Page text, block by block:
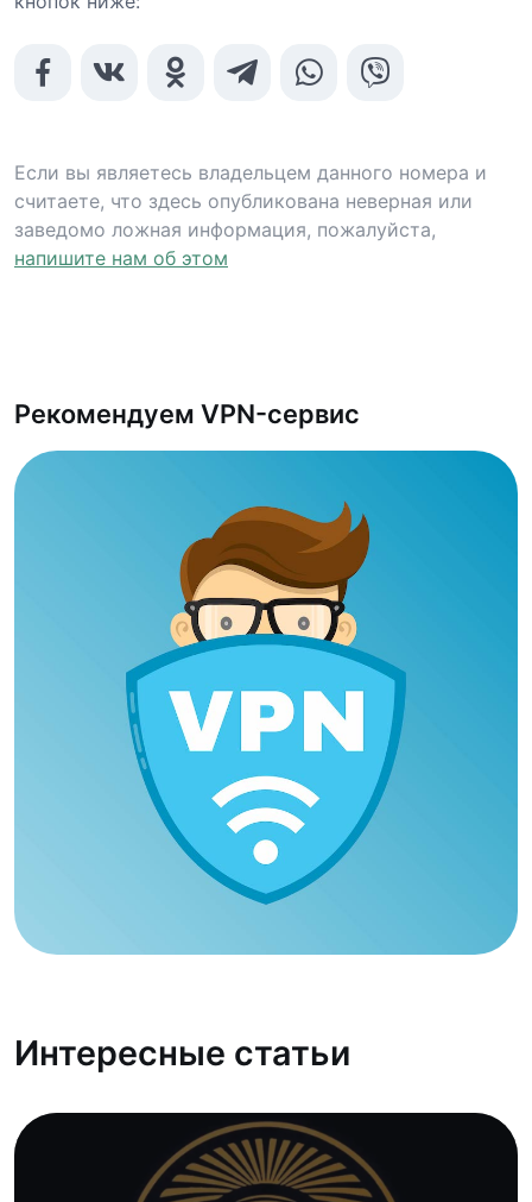
Если вы являетесь владельцем данного номера и
считаете, что здесь опубликована неверная или
заведомо ложная информация, пожалуйста,
напишите нам об этом
Рекомендуем VPN-сервис
Интересные статьи